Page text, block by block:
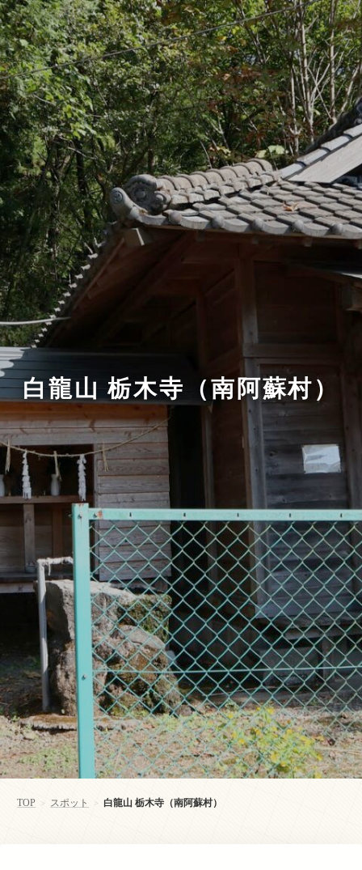
白龍山 栃木寺（南阿蘇村）
TOP > スポット > 白龍山 栃木寺（南阿蘇村）